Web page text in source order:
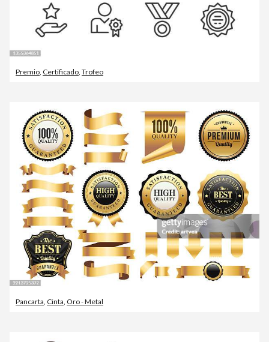
Premio Certificado Trofeo
Pancarta Cinta Oro - Metal